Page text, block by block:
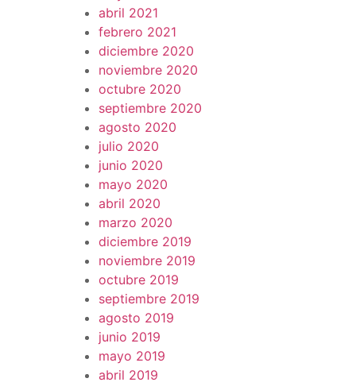
abril 2021
febrero 2021
diciembre 2020
noviembre 2020
octubre 2020
septiembre 2020
agosto 2020
julio 2020
junio 2020
mayo 2020
abril 2020
marzo 2020
diciembre 2019
noviembre 2019
octubre 2019
septiembre 2019
agosto 2019
junio 2019
mayo 2019
abril 2019